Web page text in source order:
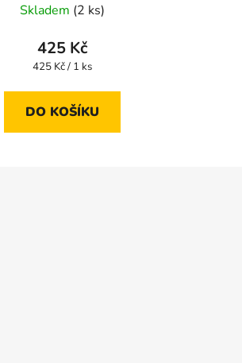
Skladem (2 ks)
425 Kč
Měrná
425 Kč / 1 ks
DO KOŠÍKU